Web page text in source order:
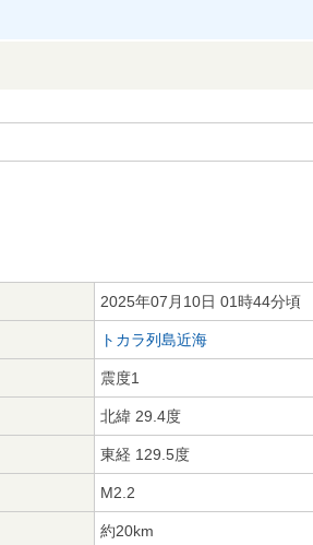
2025年07月10日 01時44分頃
トカラ列島近海
震度1
北緯 29.4度
東経 129.5度
M2.2
約20km